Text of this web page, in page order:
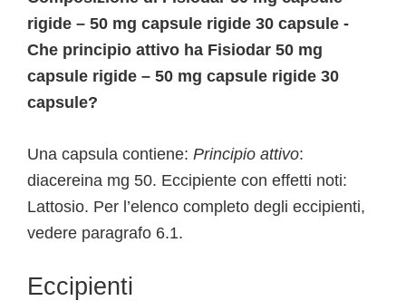
rigide – 50 mg capsule rigide 30 capsule -
Che principio attivo ha Fisiodar 50 mg
capsule rigide – 50 mg capsule rigide 30
capsule?
Una capsula contiene: Principio attivo:
diacereina mg 50. Eccipiente con effetti noti:
Lattosio. Per l’elenco completo degli eccipienti,
vedere paragrafo 6.1.
Eccipienti